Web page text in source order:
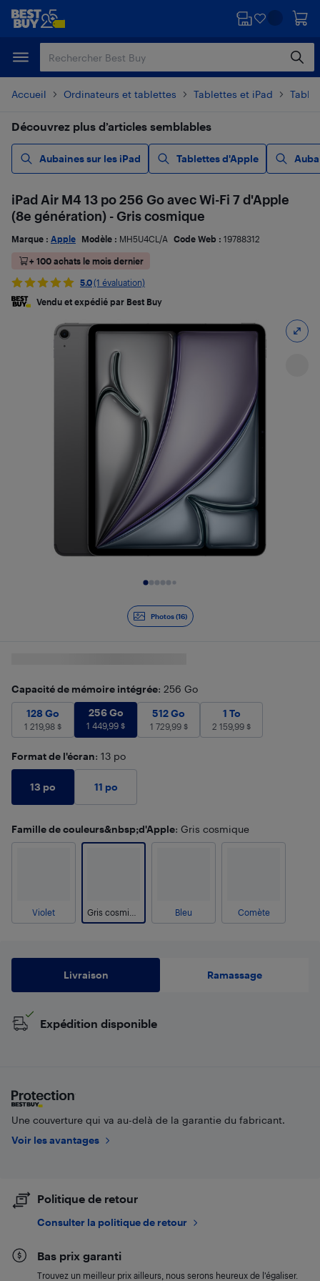
Passer
principal
Passer
Accueil Ordinateurs et tablettes Tablettes et iPad
Découvrez plus d’articles semblables
Aubaines sur les iPad Tablettes d'Apple
Photos (16)
iPad Air M4 13 po 256 Go avec Wi-Fi 7 d'Apple
(8e génération) - Gris cosmique
Marque : Apple Modèle : MH5U4CL/A Code Web : 19788312
+ 100 achats le mois dernier
5.0(1 évaluation)
Vendu et expédié par Best Buy
Capacité de mémoire intégrée: 256 Go
128 Go
1 219,98$
128 Go
1 219,98 $
256 Go 1 449,99$
256 Go
1 449,99 $
512 Go 1 729,99
512 Go
1 729,99$
1 To
1 To
2 159,99 $
Format de l'écran: 13 po
13 po 11 po
Famille de couleurs&nbsp;d'Apple: Gris cosmique
Violet Bleu Comète
Livraison Ramassage
Expédition disponible
Une couverture qui va au-delà de la garantie du fabricant.
Voir les avantages
Politique de retour
Consulter la politique de retour
Bas prix garanti
Trouvez un meilleur prix ailleurs, nous serons heureux de l’égaliser.